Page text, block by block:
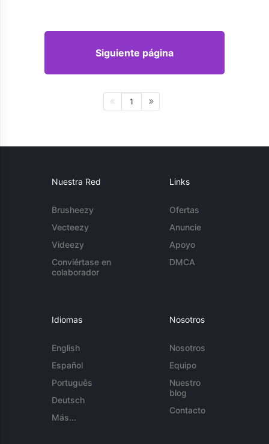
Siguiente página
1
Nuestra Red
Brusheezy
Vecteezy
Videezy
Conviértase en
colaborador
Links
Ofertas
Anuncie
Apoyo
DMCA
Idiomas
English
Español
Português
Deutsch
Más...
Nosotros
Nosotros
Equipo
Nuestro
blog
Contacto